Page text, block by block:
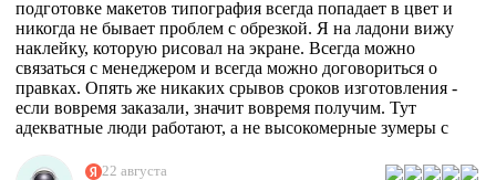
на эту организацию! Знала, что 100% откажут, но
надежда, как говорится, живее всех живых. Заказ
приняли, менеджер Ярослава всегда была на связи и
отвечала на все вопросы, напечатали наклейку за сутки
после получения макета. Мой визит в типографию
отдельная история - абсолютно потрясающая атмосфера и
люди!!!! Позитив сквозит даже от станков!
РЕКОМЕНДУЮ ВСЕМИ ФИБРАМИ ДУШИ!
подготовке макетов типография всегда попадает в цвет и
никогда не бывает проблем с обрезкой. Я на ладони вижу
наклейку, которую рисовал на экране. Всегда можно
связаться с менеджером и всегда можно договориться о
правках. Опять же никаких срывов сроков изготовления -
если вовремя заказали, значит вовремя получим. Тут
адекватные люди работают, а не высокомерные зумеры с
22 августа